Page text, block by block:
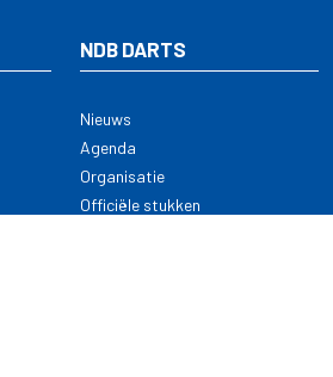
NDB DARTS
Nieuws
Agenda
Organisatie
Officiële stukken